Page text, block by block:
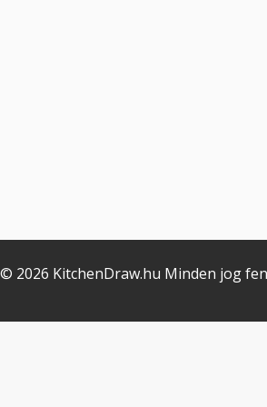
© 2026 KitchenDraw.hu Minden jog